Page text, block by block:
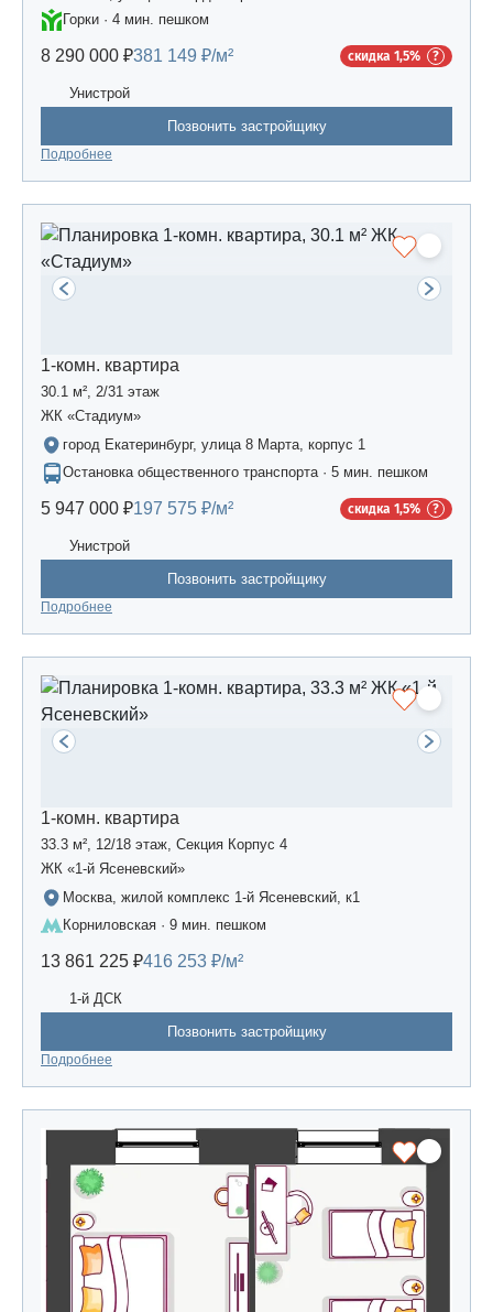
Горки · 4 мин. пешком
8 290 000 ₽381 149 ₽/м² скидка 1,5%
Унистрой
Позвонить застройщику
Подробнее
1-комн. квартира
30.1 м², 2/31 этаж
ЖК «Стадиум»
город Екатеринбург, улица 8 Марта, корпус 1
Остановка общественного транспорта · 5 мин. пешком
5 947 000 ₽197 575 ₽/м² скидка 1,5%
Унистрой
Позвонить застройщику
Подробнее
1-комн. квартира
33.3 м², 12/18 этаж, Секция Корпус 4
ЖК «1-й Ясеневский»
Москва, жилой комплекс 1-й Ясеневский, к1
Корниловская · 9 мин. пешком
13 861 225 ₽416 253 ₽/м²
1-й ДСК
Позвонить застройщику
Подробнее